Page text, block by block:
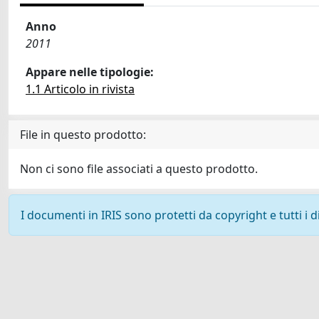
Anno
2011
Appare nelle tipologie:
1.1 Articolo in rivista
File in questo prodotto:
Non ci sono file associati a questo prodotto.
I documenti in IRIS sono protetti da copyright e tutti i